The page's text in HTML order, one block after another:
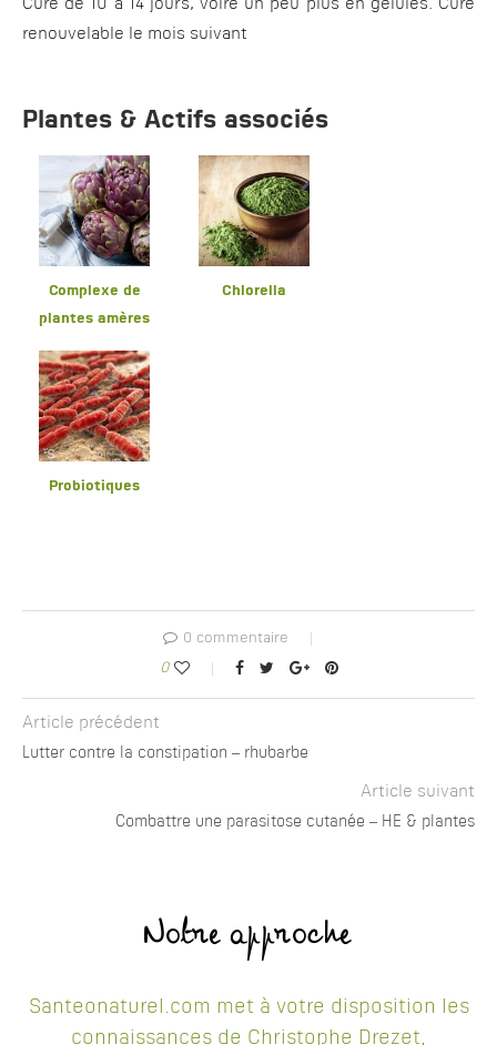
Cure de 10 à 14 jours, voire un peu plus en gélules. Cure
renouvelable le mois suivant
Plantes & Actifs associés
Complexe de
plantes amères
Chlorella
Probiotiques
0 commentaire
0
Article précédent
Lutter contre la constipation – rhubarbe
Article suivant
Combattre une parasitose cutanée – HE & plantes
Notre approche
Santeonaturel.com met à votre disposition les
connaissances de Christophe Drezet,